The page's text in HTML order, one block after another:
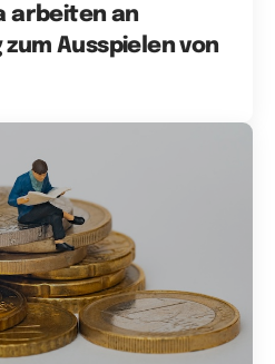
arbeiten an
Ausspielen von